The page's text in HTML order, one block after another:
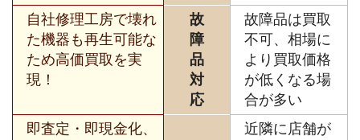
自社修理工房で壊れ
た機器も再生可能な
ため高価買取を実
現！
故
障
品
対
応
故障品は買取
不可、相場に
より買取価格
が低くなる場
合が多い
即査定・即現金化、
近隣に店舗が